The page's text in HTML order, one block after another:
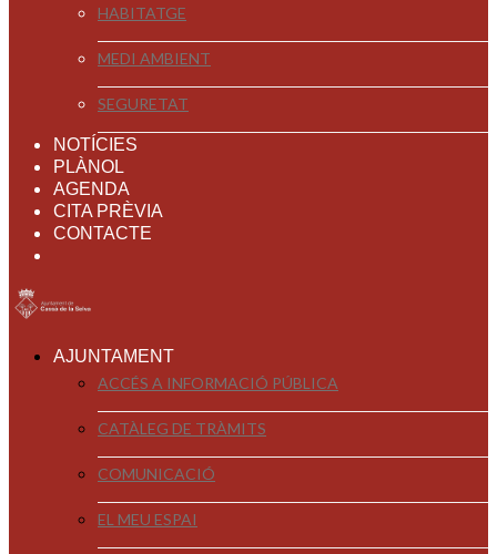
HABITATGE
MEDI AMBIENT
SEGURETAT
NOTÍCIES
PLÀNOL
AGENDA
CITA PRÈVIA
CONTACTE
AJUNTAMENT
ACCÉS A INFORMACIÓ PÚBLICA
CATÀLEG DE TRÀMITS
COMUNICACIÓ
EL MEU ESPAI